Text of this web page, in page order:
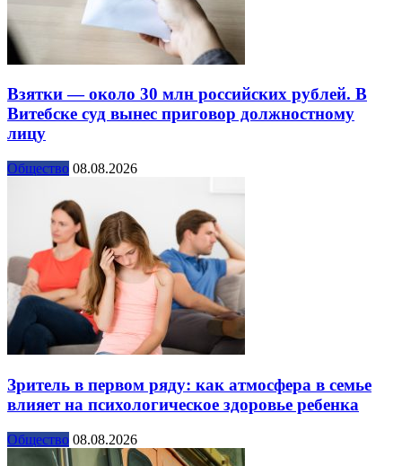
Взятки — около 30 млн российских рублей. В
Витебске суд вынес приговор должностному
лицу
Общество 08.08.2026
Зритель в первом ряду: как атмосфера в семье
влияет на психологическое здоровье ребенка
Общество 08.08.2026